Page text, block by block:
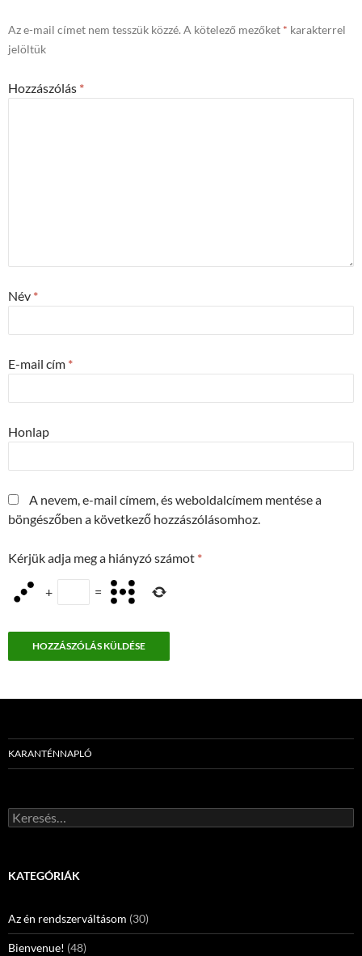
Az e-mail címet nem tesszük közzé.A kötelező mezőket * karakterrel
jelöltük
Hozzászólás *
Név *
E-mail cím *
Honlap
A nevem, e-mail címem, és weboldalcímem mentése a
böngészőben a következő hozzászólásomhoz.
Kérjük adja meg a hiányzó számot *
+ =
KARANTÉNNAPLÓ
Keresés:
KATEGÓRIÁK
Az én rendszerváltásom (30)
Bienvenue! (48)